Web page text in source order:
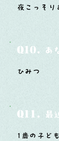
夜こっそり
Q10. あ
ひみつ
Q11. 最
1歳の子ど